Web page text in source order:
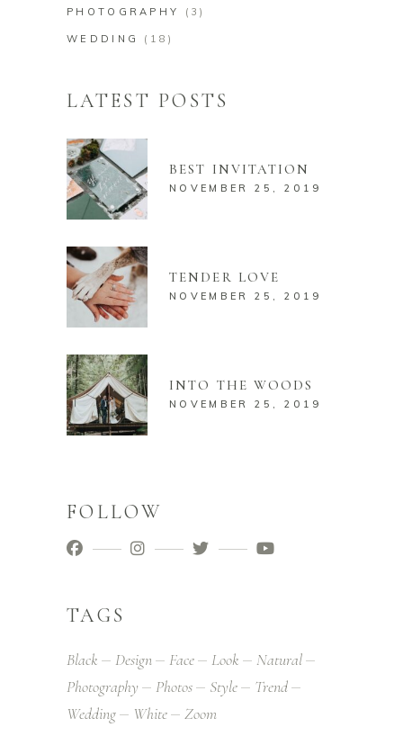
PHOTOGRAPHY (3)
WEDDING (18)
LATEST POSTS
BEST INVITATION
NOVEMBER 25, 2019
TENDER LOVE
NOVEMBER 25, 2019
INTO THE WOODS
NOVEMBER 25, 2019
FOLLOW
TAGS
Black Design Face Look
Natural
Photography
Photos Style
Trend
Wedding
White Zoom